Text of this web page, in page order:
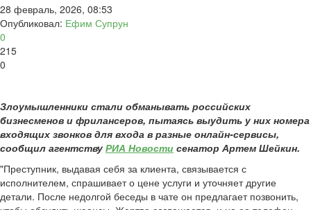
28 февраль, 2026, 08:53
Опубликовал: Ефим Супрун
0
215
0
Злоумышленники стали обманывать российских
бизнесменов и фрилансеров, пытаясь выудить у них номера
входящих звонков для входа в разные онлайн-сервисы,
сообщил агентству РИА Новости сенатор Артем Шейкин.
"Преступник, выдавая себя за клиента, связывается с
исполнителем, спрашивает о цене услуги и уточняет другие
детали. После недолгой беседы в чате он предлагает позвонить,